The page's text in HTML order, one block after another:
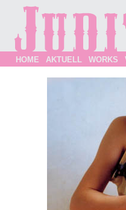
HOME AKTUELL WORKS